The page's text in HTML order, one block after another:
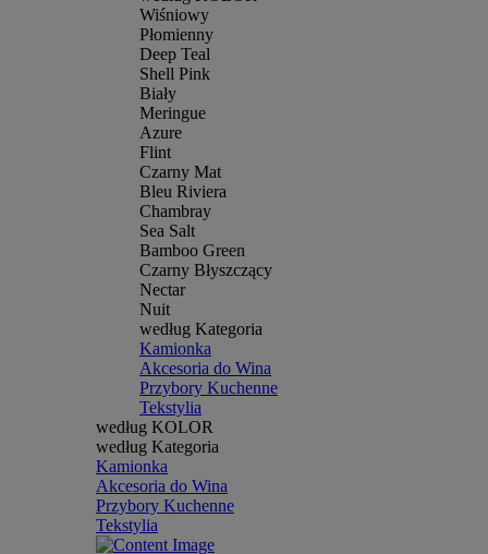
Wiśniowy
Płomienny
Deep Teal
Shell Pink
Biały
Meringue
Azure
Flint
Czarny Mat
Bleu Riviera
Chambray
Sea Salt
Bamboo Green
Czarny Błyszczący
Nectar
Nuit
według Kategoria
Kamionka
Akcesoria do Wina
Przybory Kuchenne
Tekstylia
według KOLOR
według Kategoria
Kamionka
Akcesoria do Wina
Przybory Kuchenne
Tekstylia